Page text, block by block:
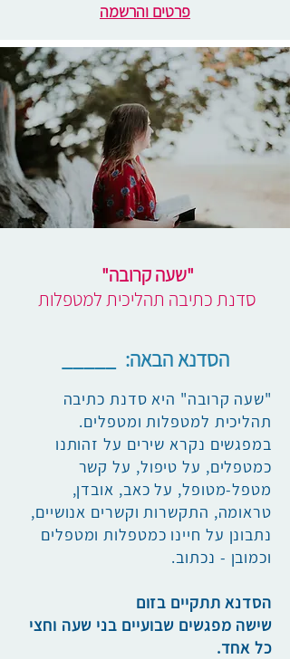
פרטים והרשמה
"שעה קרובה"
סדנת כתיבה תהליכית למטפלות
הסדנא הבאה: _____
"שעה קרובה" היא סדנת כתיבה
תהליכית למטפלות ומטפלים.
במפגשים נקרא שירים על זהותנו
כמטפלים, על טיפול, על קשר
מטפל-מטופל, על כאב, אובדן,
טראומה, התקשרות וקשרים אנושיים,
נתבונן על חיינו כמטפלות ומטפלים
וכמובן - נכתוב.
הסדנא תתקיים בזום
שישה מפגשים שבועיים בני שעה וחצי
כל אחד.